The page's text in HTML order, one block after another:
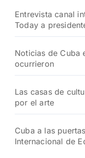
Entrevista canal
Today a
Noticias de Cuba
ocurrieron
Las casas de
por el arte
Cuba a las
Internacional de